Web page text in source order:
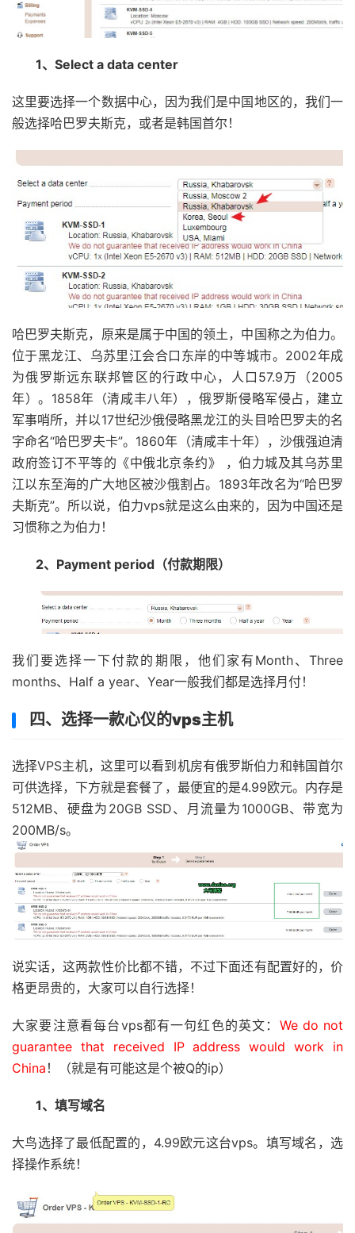
1、 Select a data center
这里要选择一个数据中心，因为我们是中国地区的，我们一
般选择哈巴罗夫斯克，或者是韩国首尔！
哈巴罗夫斯克，原来是属于中国的领土，中国称之为伯力。
位于黑龙江、乌苏里江会合口东岸的中等城市。2002年成
为俄罗斯远东联邦管区的行政中心，人口57.9万（2005
年）。1858年（清咸丰八年），俄罗斯侵略军侵占，建立
军事哨所，并以17世纪沙俄侵略黑龙江的头目哈巴罗夫的名
字命名“哈巴罗夫卡”。1860年（清咸丰十年），沙俄强迫清
政府签订不平等的《中俄北京条约》 ，伯力城及其乌苏里
江以东至海的广大地区被沙俄割占。1893年改名为“哈巴罗
夫斯克”。所以说，伯力vps就是这么由来的，因为中国还是
习惯称之为伯力！
2、 Payment period（付款期限）
我们要选择一下付款的期限，他们家有Month、Three
months、Half a year、Year一般我们都是选择月付！
四、选择一款心仪的vps主机
选择VPS主机，这里可以看到机房有俄罗斯伯力和韩国首尔
可供选择，下方就是套餐了，最便宜的是4.99欧元。内存是
512MB、硬盘为20GB SSD、月流量为1000GB、带宽为
200MB/s。
说实话，这两款性价比都不错，不过下面还有配置好的，价
格更昂贵的，大家可以自行选择！
大家要注意看每台vps都有一句红色的英文： We do not
guarantee that received IP address would work in
China ！（就是有可能这是个被Q的ip）
1、填写域名
大鸟选择了最低配置的，4.99欧元这台vps。填写域名，选
择操作系统！